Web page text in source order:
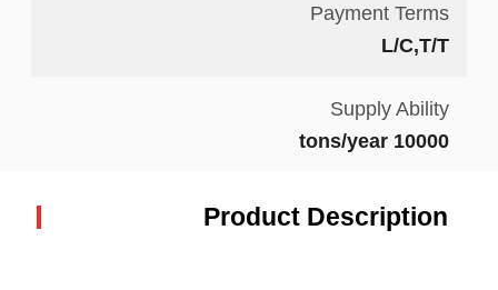
Payment Terms
L/C,T/T
Supply Ability
10000 tons/year
Product Description